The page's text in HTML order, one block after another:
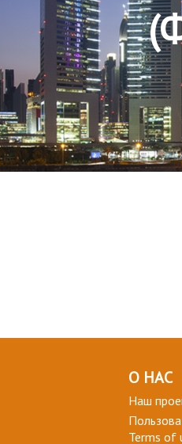
О НАС
Наш
Terms of